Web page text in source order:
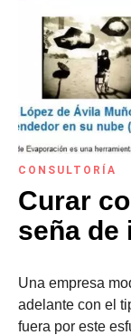
CONSULTORÍA
Curar
seña de
Una empresa
adelante con el
fuera por este